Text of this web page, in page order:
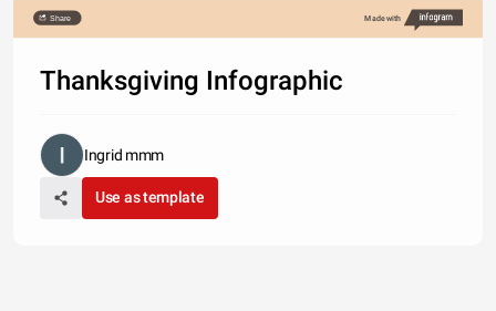
Share Made with
Thanksgiving Infographic
Ingrid mmm
Use as template